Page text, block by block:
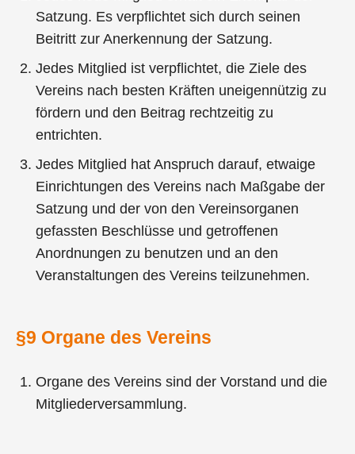
Satzung. Es verpflichtet sich durch seinen
Beitritt zur Anerkennung der Satzung.
Jedes Mitglied ist verpflichtet, die Ziele des
Vereins nach besten Kräften uneigennützig zu
fördern und den Beitrag rechtzeitig zu
entrichten.
Jedes Mitglied hat Anspruch darauf, etwaige
Einrichtungen des Vereins nach Maßgabe der
Satzung und der von den Vereinsorganen
gefassten Beschlüsse und getroffenen
Anordnungen zu benutzen und an den
Veranstaltungen des Vereins teilzunehmen.
§9 Organe des Vereins
Organe des Vereins sind der Vorstand und die
Mitgliederversammlung.